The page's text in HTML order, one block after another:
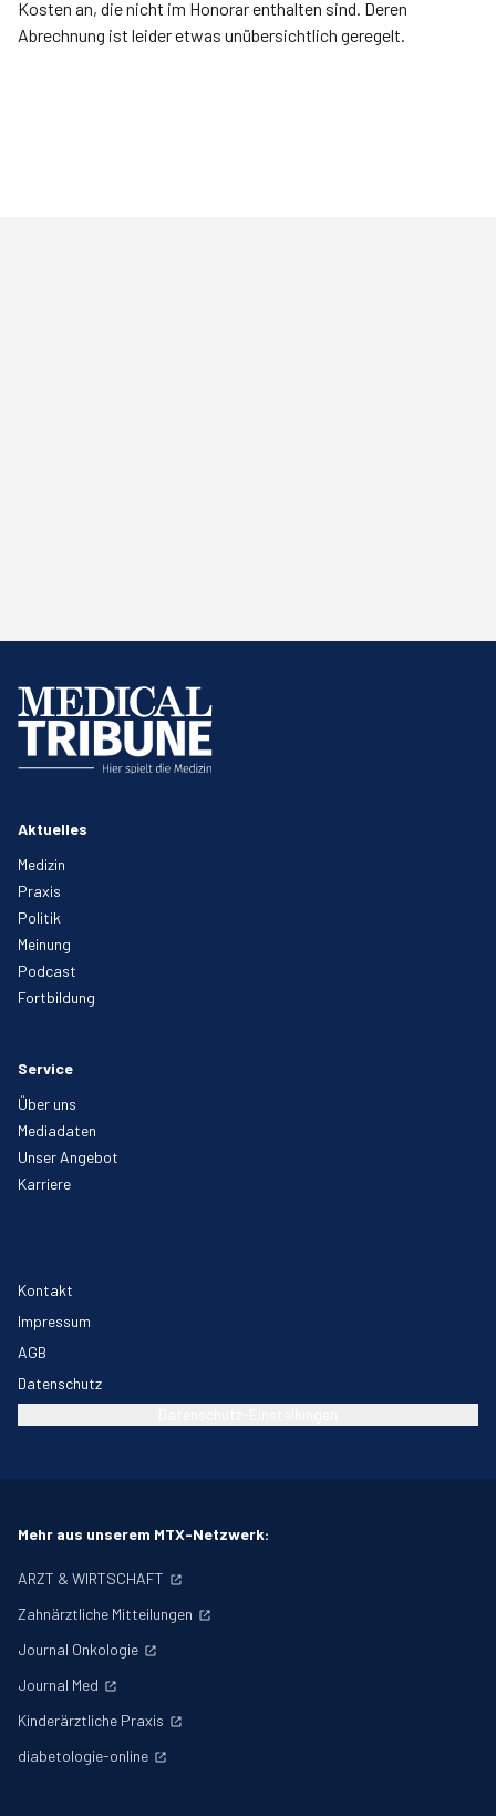
Kosten an, die nicht im Honorar enthalten sind. Deren
Abrechnung ist leider etwas unübersichtlich geregelt.
Aktuelles
Medizin
Praxis
Politik
Meinung
Podcast
Fortbildung
Service
Über uns
Mediadaten
Unser Angebot
Karriere
Kontakt
Impressum
AGB
Datenschutz
Mehr aus unserem MTX-Netzwerk:
ARZT & WIRTSCHAFT
Zahnärztliche Mitteilungen
Journal Onkologie
Journal Med
Kinderärztliche Praxis
diabetologie-online